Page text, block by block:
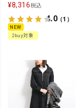
¥8,316税込
4.0（1）
NEW
2buy対象